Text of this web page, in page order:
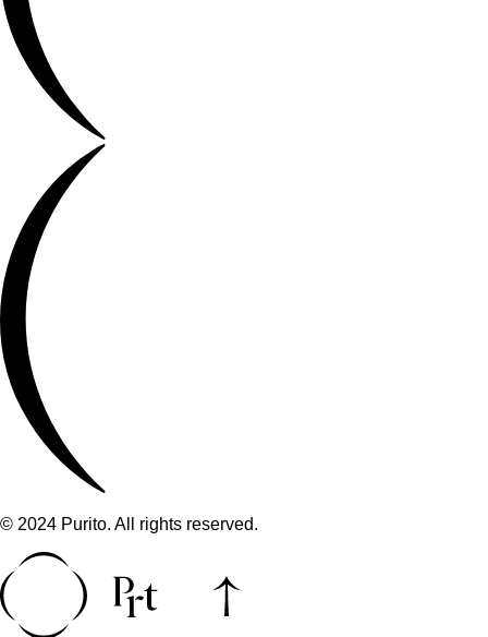
© 2024 Purito. All rights reserved.